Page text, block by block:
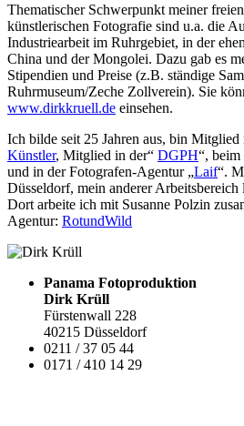
Thematischer Schwerpunkt meiner
künstlerischen Fotografie sind u.a. die
Industriearbeit im Ruhrgebiet, in der
China und der Mongolei. Dazu gab es
Stipendien und Preise (z.B. ständige
Ruhrmuseum/Zeche Zollverein). Sie
www.dirkkruell.de einsehen.
Ich bilde seit 25 Jahren aus, bin
Künstler, Mitglied in der“ DGPH“, beim
und in der Fotografen-Agentur „Laif“.
Düsseldorf, mein anderer Arbeitsbereich
Dort arbeite ich mit Susanne Polzin
Agentur: RotundWild
Panama Fotoproduktion
Dirk Krüll
Fürstenwall 228
40215 Düsseldorf
0211 / 37 05 44
0171 / 410 14 29